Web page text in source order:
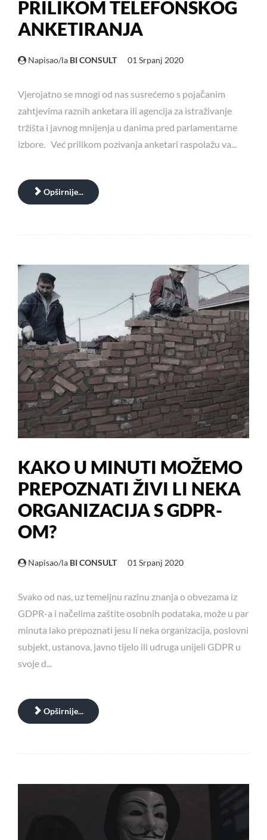
PRILIKOM TELEFONSKOG
ANKETIRANJA
Napisao/la BI CONSULT 01 Srpanj 2020
Vjerojatno se mnogi od nas susrećemo s pojačanim
zahtjevima raznih anketara ili agencija za istraživanje
tržišta i javnog mnijenja u danima pred parlamentarne
izbore. Već prilikom pozivanja anketari raspolažu va...
Opširnije...
KAKO U MINUTI MOŽEMO
PREPOZNATI ŽIVI LI NEKA
ORGANIZACIJA S GDPR-
OM?
Napisao/la BI CONSULT 01 Srpanj 2020
Svako od nas, uz temeljnu razinu znanja o obvezama iz
GDPR-a i načelima zaštite osobnih podataka, može u par
minuta lako prepoznati jesu li neka organizacija, poslovni
subjekt, ustanova, javno tijelo ili udruga unijeli GDPR u
svoje d...
Opširnije...